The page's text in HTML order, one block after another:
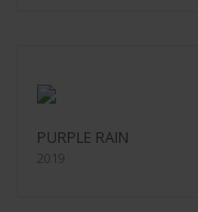
PURPLE RAIN
2019